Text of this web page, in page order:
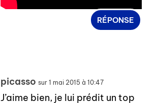
RÉPONSE
picasso sur 1 mai 2015 à 10:47
J’aime bien, je lui prédit un top